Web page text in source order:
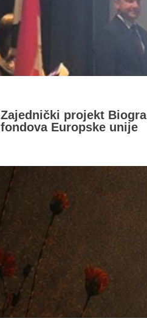
Zajednički projekt
fondova Europske unije